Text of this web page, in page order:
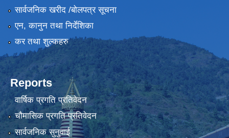
सार्वजनिक खरीद /बोलपत्र सूचना
एन, कानुन तथा निर्देशिका
कर तथा शुल्कहरु
Reports
वार्षिक प्रगति प्रतिवेदन
चौमासिक प्रगति प्रतिवेदन
सार्वजनिक सुनुवाई